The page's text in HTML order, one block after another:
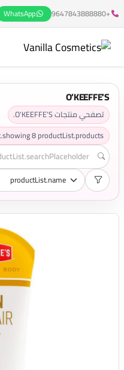
+9647843888880
WhatsApp
O’KEEFFE’S
تصفحي منتجات O’KEEFFE’S.
8productList.products